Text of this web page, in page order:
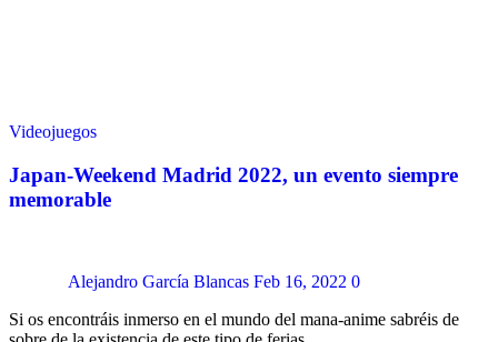
Videojuegos
Japan-Weekend Madrid 2022, un evento siempre
memorable
Alejandro García Blancas Feb 16, 2022 0
Si os encontráis inmerso en el mundo del mana-anime sabréis de